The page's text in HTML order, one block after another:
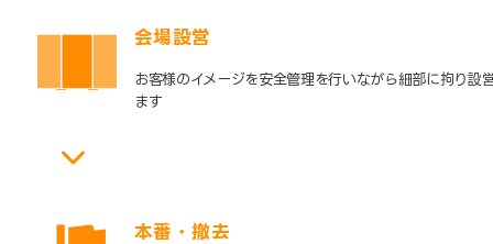
会場設営
お客様のイメージを安全管理を行いながら細部に拘り設
ます
本番・撤去